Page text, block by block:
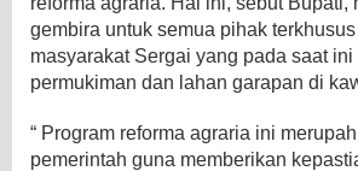
gembira untuk semua pihak
masyarakat Sergai yang pada saat
permukiman dan lahan garapan di
“ Program reforma agraria ini
pemerintah guna memberikan